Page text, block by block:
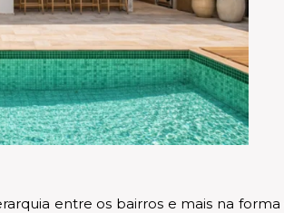
entre os bairros e mais na